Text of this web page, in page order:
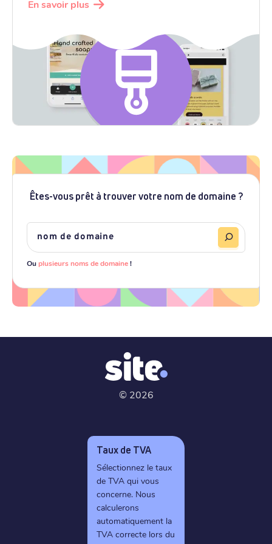
En savoir plus
Êtes-vous prêt à trouver votre nom de domaine ?
Ouplusieurs noms de domaine!
© 2026
Taux de TVA
Sélectionnez le taux
de TVA qui vous
concerne. Nous
calculerons
automatiquement la
TVA correcte lors du